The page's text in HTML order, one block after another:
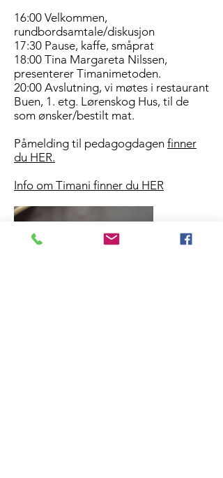
16:00 Velkommen,
rundbordsamtale/diskusjon
17:30 Pause, kaffe, småprat
18:00 Tina Margareta Nilssen,
presenterer Timanimetoden.
20:00 Avslutning, vi møtes i restaurant
Buen, 1. etg. Lørenskog Hus, til de
som ønsker/bestilt mat.
Påmelding til pedagogdagen finner
du HER.
Info om Timani finner du HER